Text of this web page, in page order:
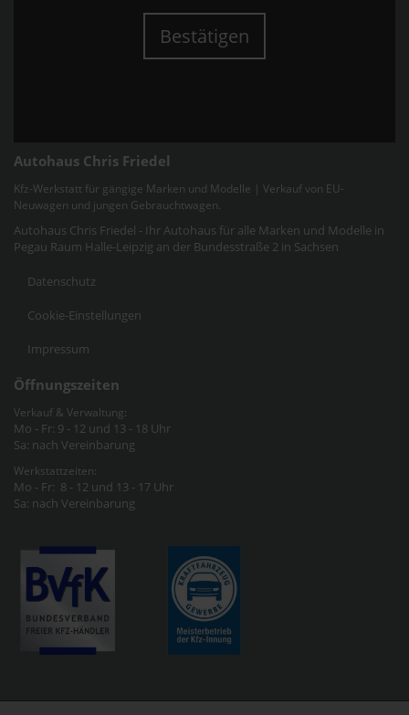
Bestätigen
Autohaus Chris Friedel
Kfz-Werkstatt für gängige Marken und Modelle | Verkauf von EU-
Neuwagen und jungen Gebrauchtwagen.
Autohaus Chris Friedel - Ihr Autohaus für alle Marken und Modelle in
Pegau Raum Halle-Leipzig an der Bundesstraße 2 in Sachsen
Datenschutz
Cookie-Einstellungen
Impressum
Öffnungszeiten
Verkauf & Verwaltung:
Mo - Fr: 9 - 12 und 13 - 18 Uhr
Sa: nach Vereinbarung
Werkstattzeiten:
Mo - Fr: 8 - 12 und 13 - 17 Uhr
Sa: nach Vereinbarung